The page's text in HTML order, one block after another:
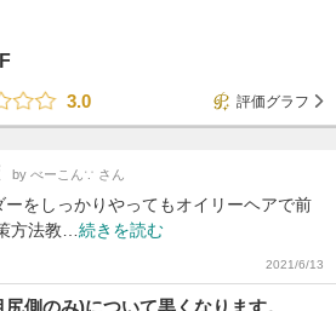
3.0
評価グラフ
by べーこん∵ さん
をしっかりやってもオイリーヘアで前
方法教… 続きを読む
2021/6/13
側のみ)について黒くなります。